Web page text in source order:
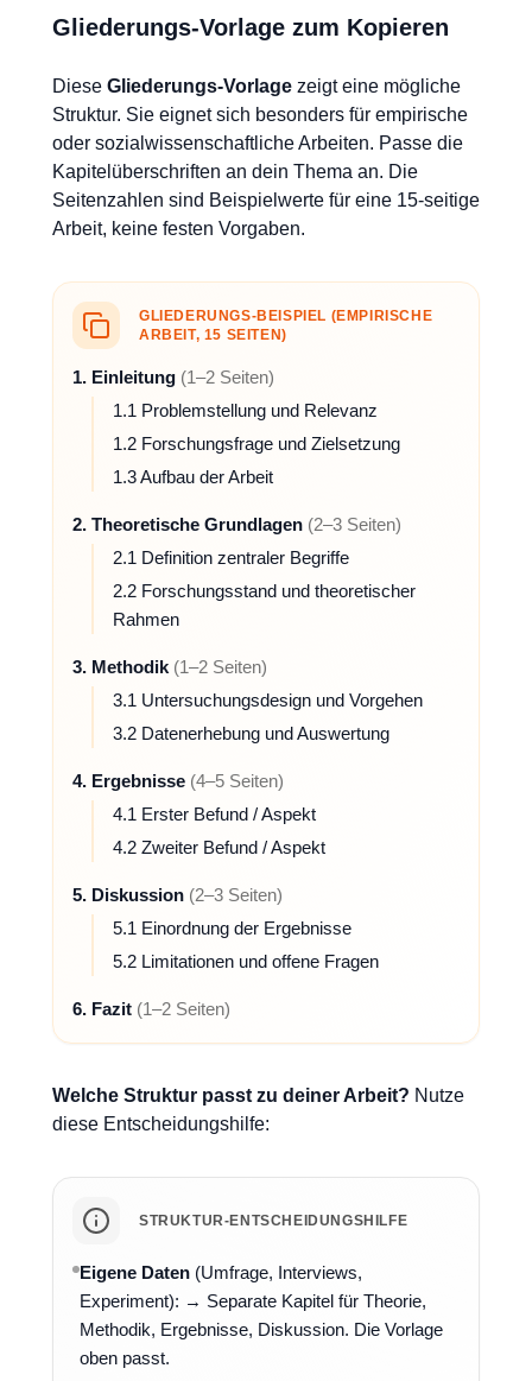
Gliederungs-Vorlage zum Kopieren
Diese Gliederungs-Vorlage zeigt eine mögliche
Struktur. Sie eignet sich besonders für empirische
oder sozialwissenschaftliche Arbeiten. Passe die
Kapitelüberschriften an dein Thema an. Die
Seitenzahlen sind Beispielwerte für eine 15-seitige
Arbeit, keine festen Vorgaben.
GLIEDERUNGS-BEISPIEL (EMPIRISCHE
ARBEIT, 15 SEITEN)
1. Einleitung (1–2 Seiten)
1.1 Problemstellung und Relevanz
1.2 Forschungsfrage und Zielsetzung
1.3 Aufbau der Arbeit
2. Theoretische Grundlagen (2–3 Seiten)
2.1 Definition zentraler Begriffe
2.2 Forschungsstand und theoretischer
Rahmen
3. Methodik (1–2 Seiten)
3.1 Untersuchungsdesign und Vorgehen
3.2 Datenerhebung und Auswertung
4. Ergebnisse (4–5 Seiten)
4.1 Erster Befund / Aspekt
4.2 Zweiter Befund / Aspekt
5. Diskussion (2–3 Seiten)
5.1 Einordnung der Ergebnisse
5.2 Limitationen und offene Fragen
6. Fazit (1–2 Seiten)
Welche Struktur passt zu deiner Arbeit? Nutze
diese Entscheidungshilfe:
STRUKTUR-ENTSCHEIDUNGSHILFE
Eigene Daten (Umfrage, Interviews,
Experiment): → Separate Kapitel für Theorie,
Methodik, Ergebnisse, Diskussion. Die Vorlage
oben passt.